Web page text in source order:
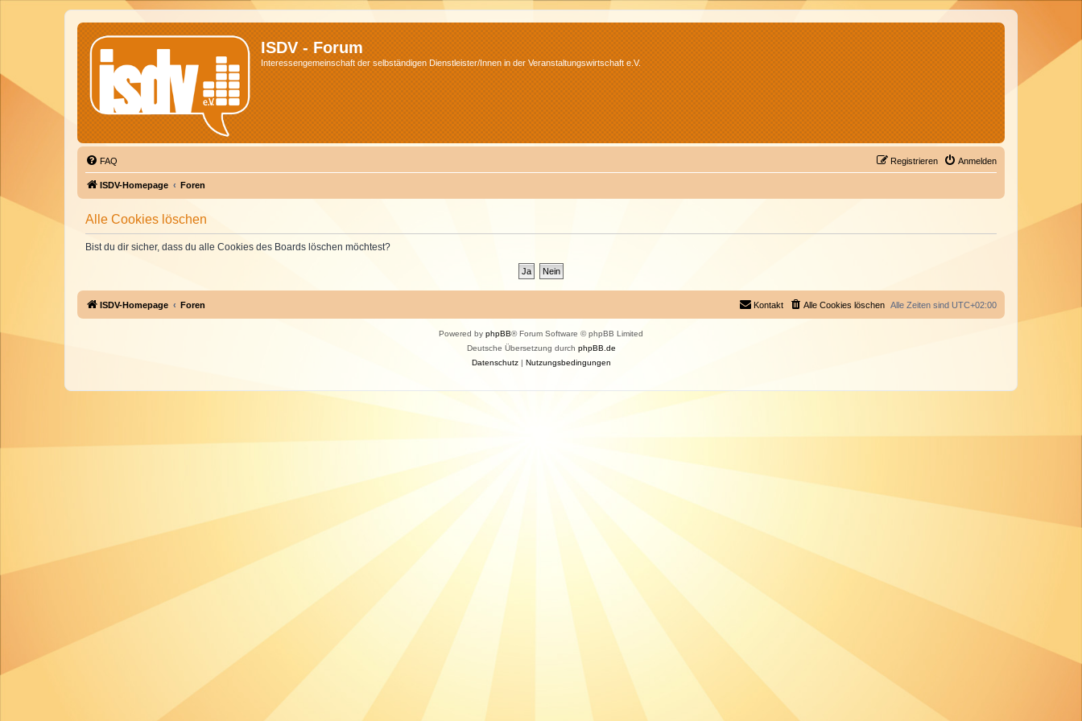
ISDV - Forum
Interessengemeinschaft der selbständigen Dienstleister/Innen in der Veranstaltungswirtschaft e.V.
FAQ Anmelden
Registrieren
ISDV-Homepage Foren
Alle Cookies löschen
Bist du dir sicher, dass du alle Cookies des Boards löschen möchtest?
ISDV-Homepage Foren Alle Zeiten sind UTC+02:00
Alle Cookies löschen
Kontakt
Powered by phpBB® Forum Software © phpBB Limited
Deutsche Übersetzung durch phpBB.de
Datenschutz| Nutzungsbedingungen